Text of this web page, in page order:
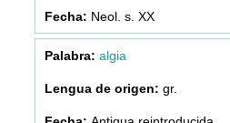
Neol. s. XX
algia
gr.